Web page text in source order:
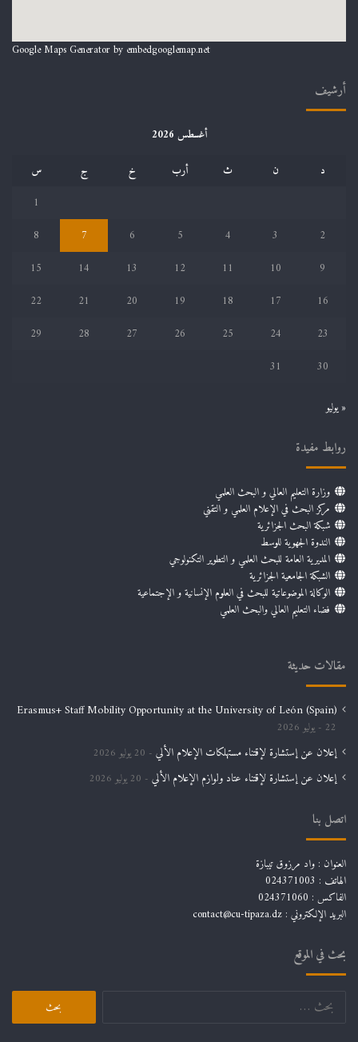
Google Maps Generator by embedgooglemap.net
أرشيف
أغسطس 2026
د
ن ث أرب خ ج
س
1
2
3
4
5
6
7
8
9
10
11
12
13
14
15
16
17
18
19
20
21
22
23
24
25
26
27
28
29
30
31
« يوليو
روابط مفيدة
وزارة التعليم العالي و البحث العلمي
مركز البحث في الإعلام العلمي و التقني
شبكة البحث الجزائرية
الندوة الجهوية للوسط
المديرية العامة للبحث العلمي و التطوير التكنولوجي
الشبكة الجامعية الجزائرية
الوكالة الموضوعاتية للبحث في العلوم الإنسانية و الإجتماعية
فضاء التعليم العالي والبحث العلمي
مقالات حديثة
Erasmus+ Staff Mobility Opportunity at the University of León (Spain)
22 يوليو 2026
إعلان عن إستشارة لإقتناء مستهلكات الإعلام الألي 20 يوليو 2026
إعلان عن إستشارة لإقتناء عتاد ولوازم الإعلام الألي 20 يوليو 2026
اتصل بنا
العنوان : واد مرزوق تيبازة
الهاتف : 024371003
الفاكس : 024371060
البريد الإلكتروني : contact@cu-tipaza.dz
بحث في الموقع
البحث